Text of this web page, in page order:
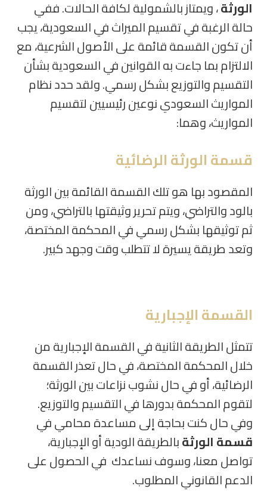
الورثة، ويمتاز بالشمولية لكافة الحالات.ففي
حالة الرغبة في تقسيم الميراث في السعودية، يجب
أن تكون القسمة قائمة على الأصول الشرعية، مع
الالتزام بما جاءت به القوانين في السعودية بشأن
التقسيم والتوزيع بشكل رسمي.ولقد حدد نظام
المواريث السعودي نوعين رئيسيين لتقسيم
المواريث، وهما:
قسمة الورثة الرضائية
المقصود بها هو تلك القسمة القائمة بين الورثة
بالود والتراضي، ويتم تحرير وثيقتها بالتراضي، ومن
ثم توثيقها بشكل رسمي في المحكمة المختصة،
وتعد طريقة يسيرة لا تتطلب وقت وجهد كبير.
القسمة الإجبارية
تتمثل الطريقة الثانية في القسمة الإجبارية من
خلال المحكمة المختصة، في حال تعذر القسمة
الرضائية، أو في حال نشوب نزاعات بين الورثة؛
لتقوم المحكمة بدورها في التقسيم والتوزيع.
وفي حال كنت بحاجة إلى مساعدة محامي في
قسمة الورثةبالطريقة الودية أو الإجبارية،
تواصل معنا، وسوف نساعدك في الحصول على
الدعم القانوني المطلوب.